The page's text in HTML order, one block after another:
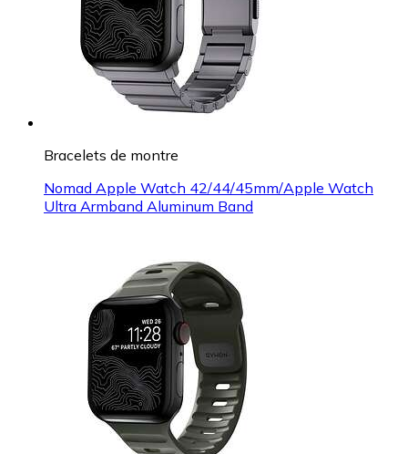
Bracelets de montre
Nomad Apple Watch 42/44/45mm/Apple Watch
Ultra Armband Aluminum Band